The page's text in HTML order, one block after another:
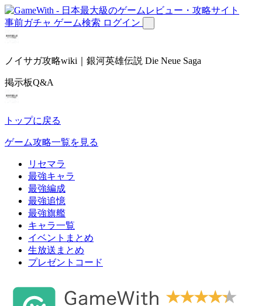
事前ガチャ ゲーム検索 ログイン
ノイサガ攻略wiki｜銀河英雄伝説 Die Neue Saga
掲示板Q&A
トップに戻る
ゲーム攻略一覧を見る
リセマラ
最強キャラ
最強編成
最強追憶
最強旗艦
キャラ一覧
イベントまとめ
生放送まとめ
プレゼントコード